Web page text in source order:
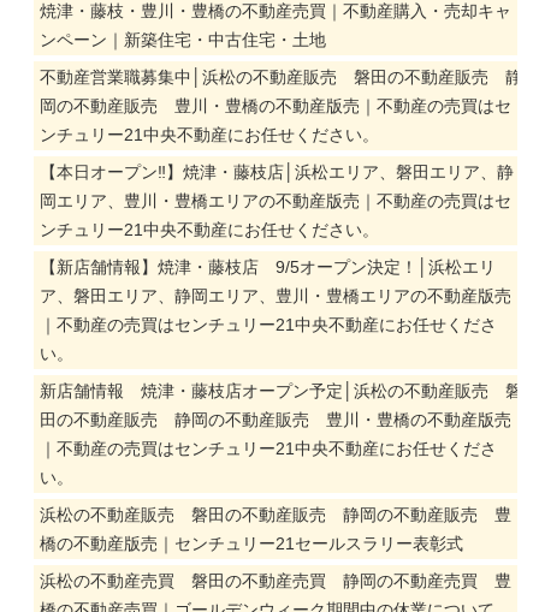
焼津・藤枝・豊川・豊橋の不動産売買｜不動産購入・売却キャ
ンペーン｜新築住宅・中古住宅・土地
不動産営業職募集中│浜松の不動産販売 磐田の不動産販売 静
岡の不動産販売 豊川・豊橋の不動産版売｜不動産の売買はセ
ンチュリー21中央不動産にお任せください。
【本日オープン‼】焼津・藤枝店│浜松エリア、磐田エリア、静
岡エリア、豊川・豊橋エリアの不動産版売｜不動産の売買はセ
ンチュリー21中央不動産にお任せください。
【新店舗情報】焼津・藤枝店 9/5オープン決定！│浜松エリ
ア、磐田エリア、静岡エリア、豊川・豊橋エリアの不動産版売
｜不動産の売買はセンチュリー21中央不動産にお任せくださ
い。
新店舗情報 焼津・藤枝店オープン予定│浜松の不動産販売 磐
田の不動産販売 静岡の不動産販売 豊川・豊橋の不動産版売
｜不動産の売買はセンチュリー21中央不動産にお任せくださ
い。
浜松の不動産販売 磐田の不動産販売 静岡の不動産販売 豊
橋の不動産版売｜センチュリー21セールスラリー表彰式
浜松の不動産売買 磐田の不動産売買 静岡の不動産売買 豊